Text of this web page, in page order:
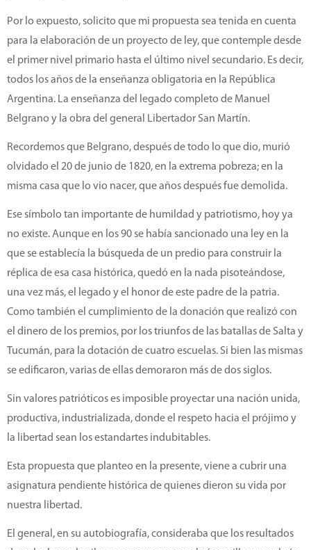
Por lo expuesto, solicito que mi propuesta sea tenida en cuenta
para la elaboración de un proyecto de ley, que contemple desde
el primer nivel primario hasta el último nivel secundario. Es decir,
todos los años de la enseñanza obligatoria en la República
Argentina. La enseñanza del legado completo de Manuel
Belgrano y la obra del general Libertador San Martín.
Recordemos que Belgrano, después de todo lo que dio, murió
olvidado el 20 de junio de 1820, en la extrema pobreza; en la
misma casa que lo vio nacer, que años después fue demolida.
Ese símbolo tan importante de humildad y patriotismo, hoy ya
no existe. Aunque en los 90 se había sancionado una ley en la
que se establecía la búsqueda de un predio para construir la
réplica de esa casa histórica, quedó en la nada pisoteándose,
una vez más, el legado y el honor de este padre de la patria.
Como también el cumplimiento de la donación que realizó con
el dinero de los premios, por los triunfos de las batallas de Salta y
Tucumán, para la dotación de cuatro escuelas. Si bien las mismas
se edificaron, varias de ellas demoraron más de dos siglos.
Sin valores patrióticos es imposible proyectar una nación unida,
productiva, industrializada, donde el respeto hacia el prójimo y
la libertad sean los estandartes indubitables.
Esta propuesta que planteo en la presente, viene a cubrir una
asignatura pendiente histórica de quienes dieron su vida por
nuestra libertad.
El general, en su autobiografía, consideraba que los resultados